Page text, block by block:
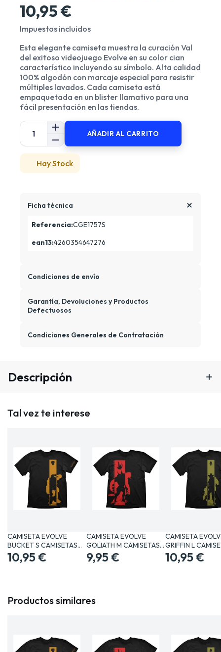
10,95 €
Impuestos incluidos
Esta elegante camiseta muestra la curación Val
del exitoso videojuego Evolve en su color cian
característico incluyendo su símbolo. Alta calidad
100% algodón con marcaje especial para resistir
múltiples lavados. Cada camiseta está
empaquetada en un blister llamativo para una
fácil presentación en las tiendas.
AÑADIR AL CARRITO
Hay Stock
Ficha técnica
Referencia:CGE1757S
ean13:4260354647276
Condiciones de envío
Garantía, Devoluciones y Productos
Defectuosos
Condiciones Generales de Contratación
Descripción
Tal vez te interese
CAMISETA EVOLVE
BUCKET S CAMISETAS…
10,95 €
CAMISETA EVOLVE
GOLIATH M CAMISETAS…
9,95 €
CAMISETA
GRIFFIN L
10,95 €
Productos similares